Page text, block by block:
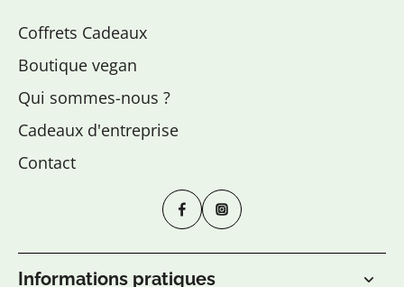
Coffrets Cadeaux
Boutique vegan
Qui sommes-nous ?
Cadeaux d'entreprise
Contact
Informations pratiques